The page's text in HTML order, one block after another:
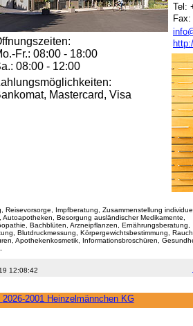
Fr.: 08:00 - 18:00
08:00 - 12:00
Mastercard, Visa
Tel:
Impfberatung, Zusammenstellung
Besorgung ausländischer Medikamente,
Bachblüten, Arzneipflanzen, Ernährungsberatung,
Blutdruckmessung, Körpergewichtsbestimmung,
Apothekenkosmetik, Informationsbroschüren,
12:08:42
2026-2001 Heinzel­männchen KG